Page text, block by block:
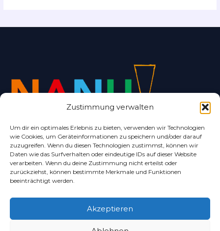
Zustimmung verwalten
Um dir ein optimales Erlebnis zu bieten, verwenden wir Technologien
wie Cookies, um Geräteinformationen zu speichern und/oder darauf
zuzugreifen. Wenn du diesen Technologien zustimmst, können wir
Daten wie das Surfverhalten oder eindeutige IDs auf dieser Website
verarbeiten. Wenn du deine Zustimmung nicht erteilst oder
zurückziehst, können bestimmte Merkmale und Funktionen
beeinträchtigt werden.
Akzeptieren
Alles rund um Bad Nenndorf und Umgebung.
Copyright © 2024 – Schaumburger Nachrichten